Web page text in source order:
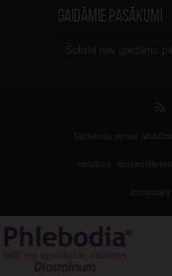
Gaidāmie pasākumi
Šobrīd nav gaidāmo
Redakcija nenes